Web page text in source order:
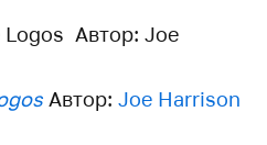
Автор: Joe Harrison